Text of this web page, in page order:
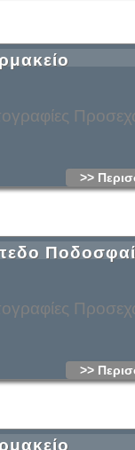
>>
>>